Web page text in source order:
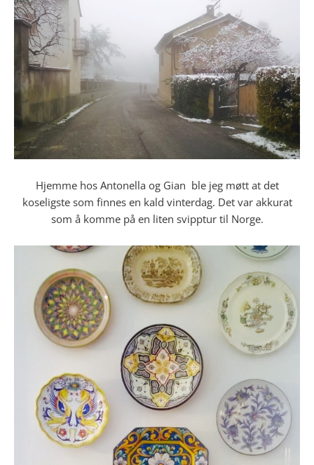
Hjemme hos Antonella og Gian ble jeg møtt at det
koseligste som finnes en kald vinterdag. Det var akkurat
som å komme på en liten svipptur til Norge.